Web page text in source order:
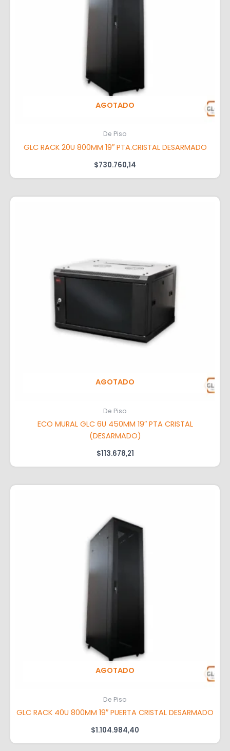
AGOTADO
De Piso
GLC RACK 20U 800MM 19″ PTA.CRISTAL DESARMADO
$730.760,14
AGOTADO
De Piso
ECO MURAL GLC 6U 450MM 19″ PTA CRISTAL
(DESARMADO)
$113.678,21
AGOTADO
De Piso
GLC RACK 40U 800MM 19″ PUERTA CRISTAL DESARMADO
$1.104.984,40